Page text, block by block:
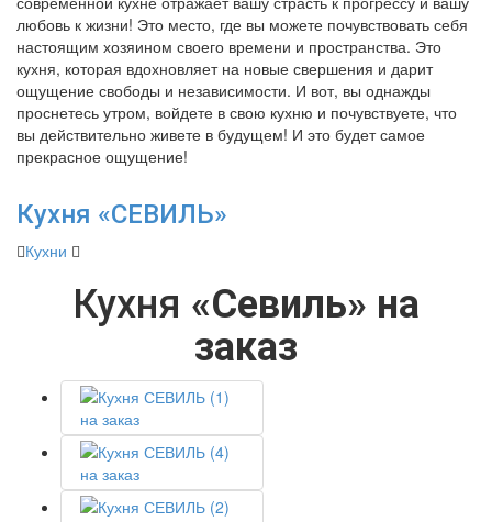
любовь к жизни! Это место, где вы можете почувствовать себя
настоящим хозяином своего времени и пространства. Это
кухня, которая вдохновляет на новые свершения и дарит
ощущение свободы и независимости. И вот, вы однажды
проснетесь утром, войдете в свою кухню и почувствуете, что
вы действительно живете в будущем! И это будет самое
прекрасное ощущение!
Кухня «СЕВИЛЬ»
Кухни
Кухня «Севиль» на
заказ